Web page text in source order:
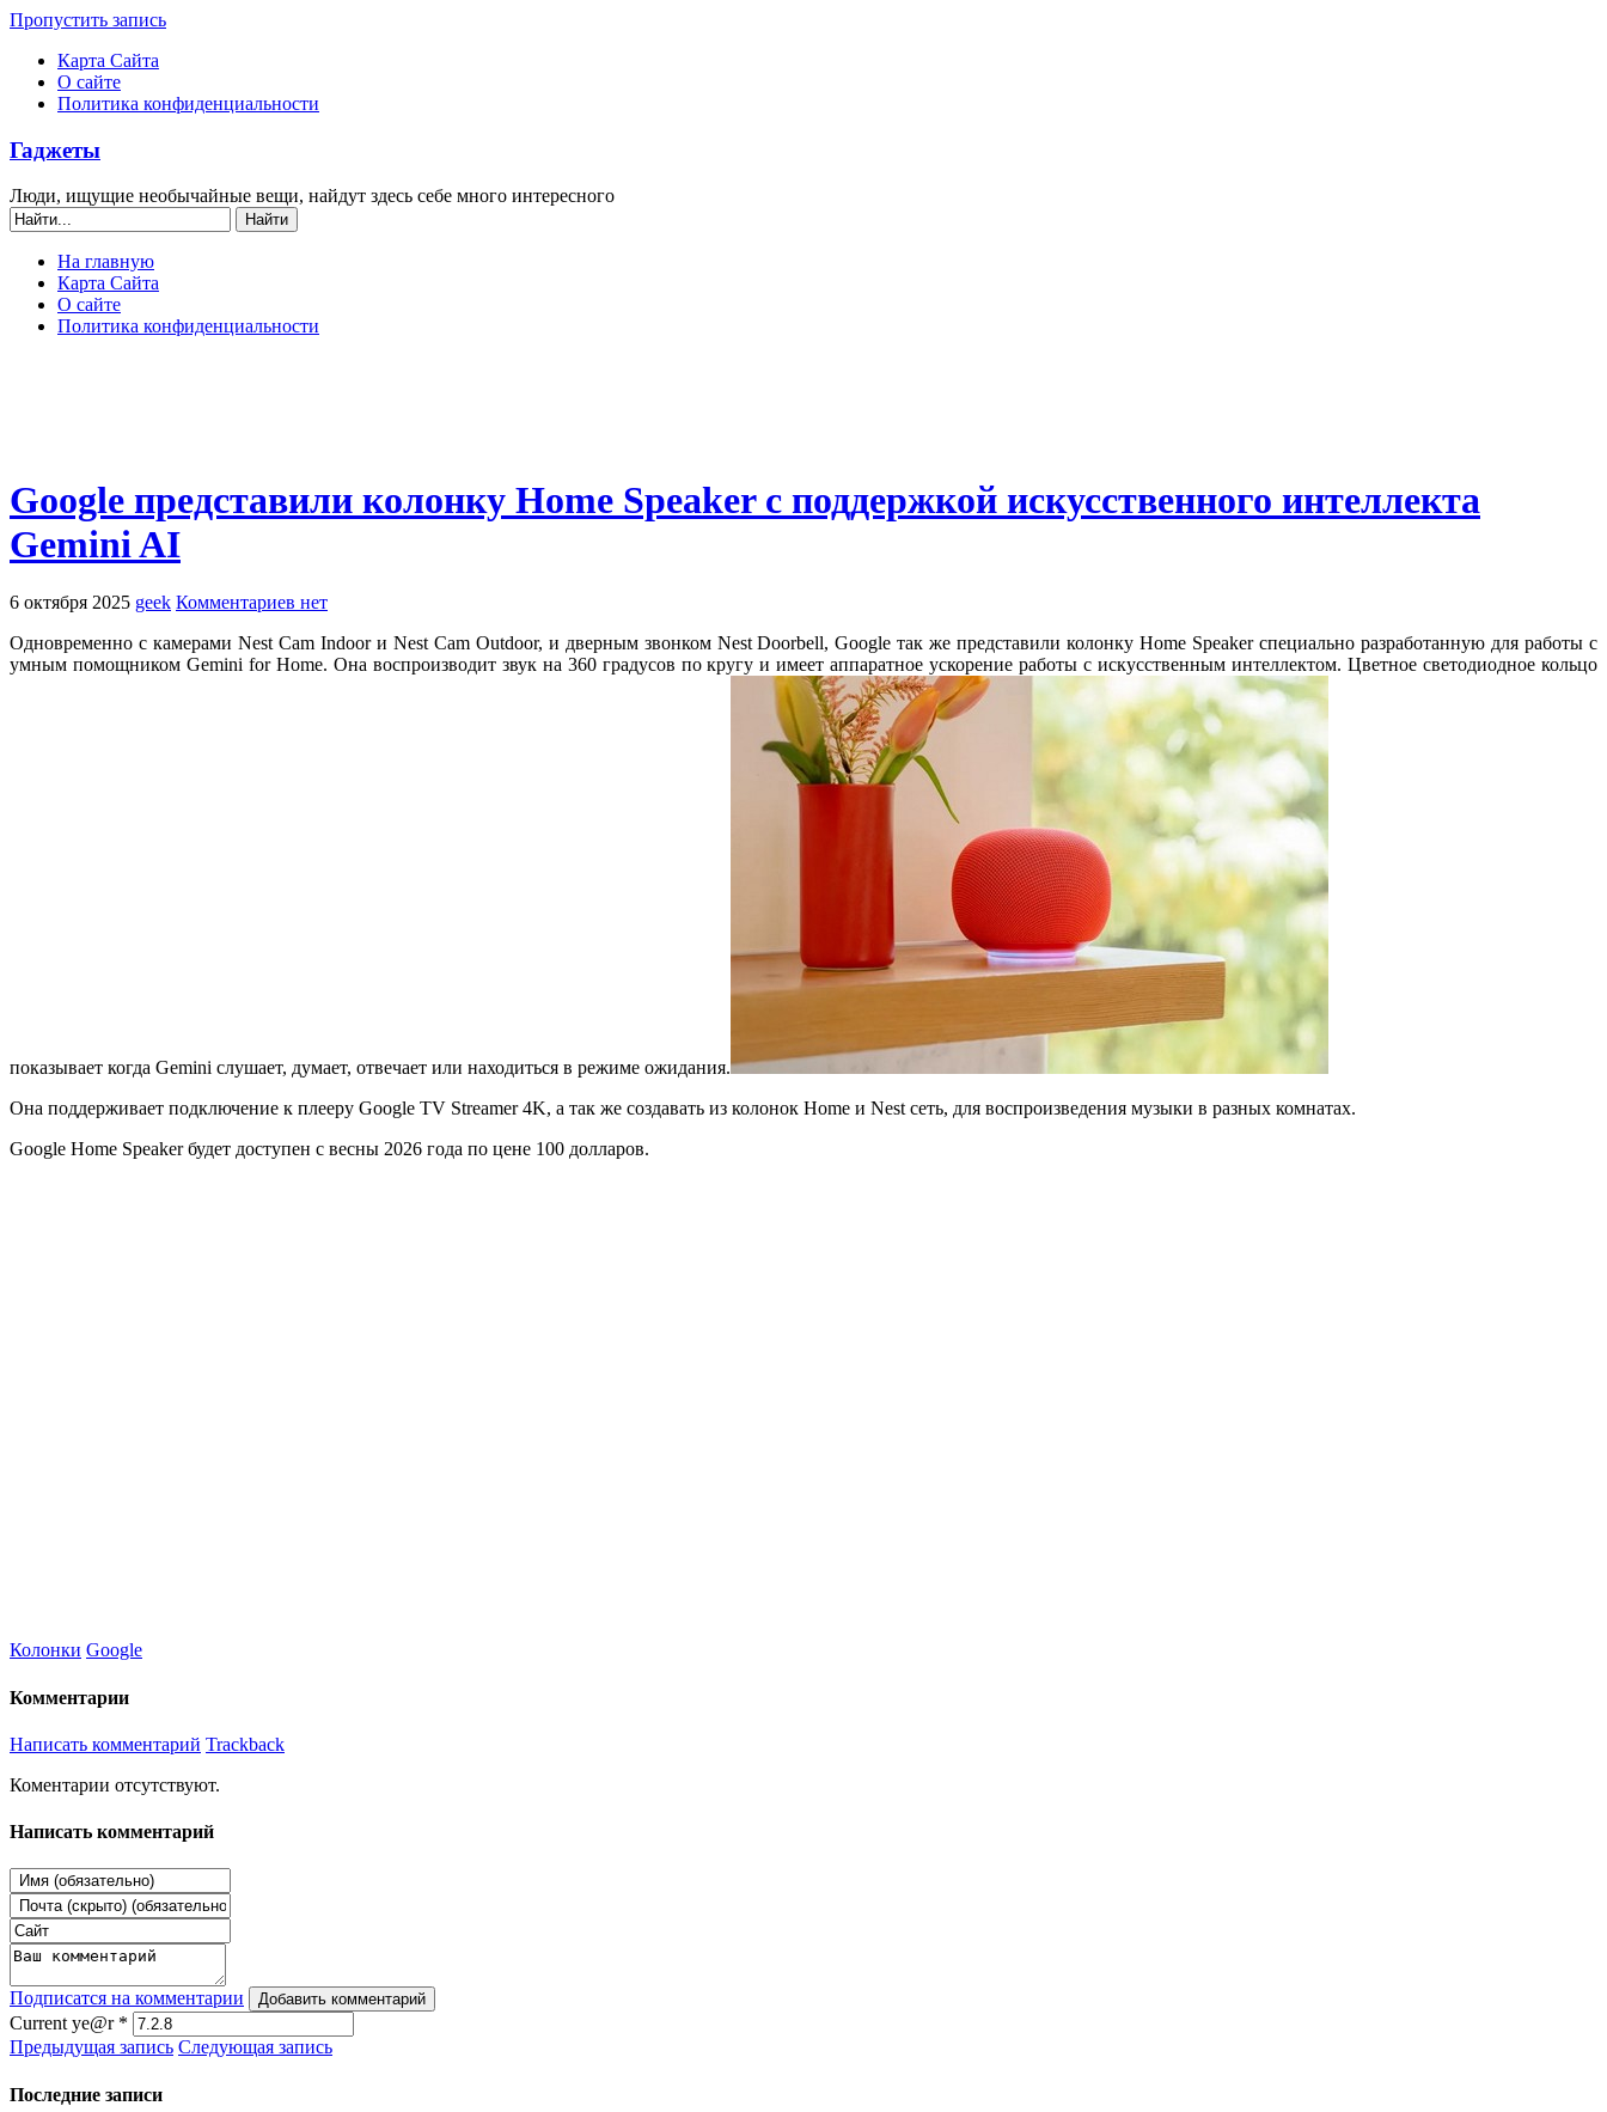
Пропустить запись
Карта Сайта
О сайте
Политика конфиденциальности
Гаджеты
Люди, ищущие необычайные вещи, найдут здесь себе много интересного
На главную
Карта Сайта
О сайте
Политика конфиденциальности
Google представили колонку Home Speaker с поддержкой искусственного интеллекта
Gemini AI
6 октября 2025 geek Комментариев нет
Одновременно с камерами Nest Cam Indoor и Nest Cam Outdoor, и дверным звонком Nest Doorbell, Googleтак же представили колонкуHome Speakerспециально разработанную для работы с
умным помощникомGemini for Home. Она воспроизводит звук на 360 градусов по кругу и имеет аппаратное ускорение работы с искусственным интеллектом. Цветное светодиодное кольцо
показывает когда Gemini слушает, думает, отвечает или находиться в режиме ожидания.
Она поддерживает подключение к плееру Google TV Streamer 4K, а так же создавать из колонок Home и Nest сеть, для воспроизведения музыки в разных комнатах.
Google Home Speaker будет доступен с весны 2026 года по цене 100 долларов.
Колонки Google
Комментарии
Написать комментарий Trackback
Коментарии отсутствуют.
Написать комментарий
Подписатся на комментарии Добавить комментарий
Current ye@r *
Предыдущая запись Следующая запись
Последние записи